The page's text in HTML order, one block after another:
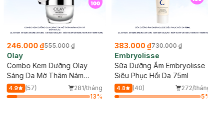
246.000 ₫555.000 ₫
Olay
Combo Kem Dưỡng Olay
Sáng Da Mờ Thâm Nám
Ngày Và Đêm 50gx2
4.9 (57)
281/tháng
13%
383.000 ₫730.000 ₫
Embryolisse
Sữa Dưỡng Ẩm Embryolisse
Siêu Phục Hồi Da 75ml
4.8 (40)
272/
5